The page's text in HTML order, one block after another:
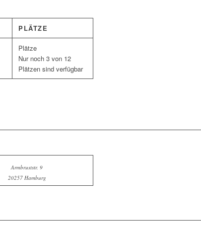
PLÄTZE
Nur noch 3 von 12
Plätzen sind verfügbar
Armbruststr. 9
20257 Hamburg